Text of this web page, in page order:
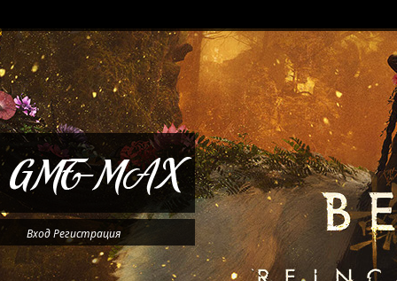
ВходРегистрация